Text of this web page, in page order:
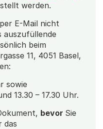
werden.
E-Mail nicht
auszufüllende
beim
11, 4051 Basel,
sowie
13.30 – 17.30 Uhr.
bevor Sie
das